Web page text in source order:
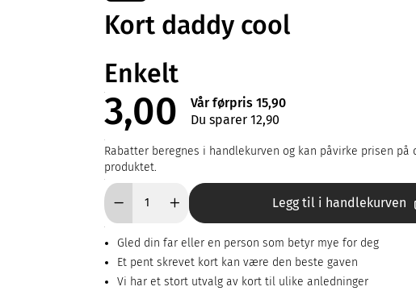
Kort daddy cool
Enkelt
3,00
Vår førpris 15,90
Du sparer 12,90
Rabatter beregnes i handlekurven og kan påvirke prisen på
produktet.
Legg til i handlekurven
Gled din far eller en person som betyr mye for deg
Et pent skrevet kort kan være den beste gaven
Vi har et stort utvalg av kort til ulike anledninger